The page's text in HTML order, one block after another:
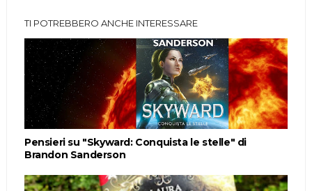
TI POTREBBERO ANCHE INTERESSARE
Pensieri su "Skyward: Conquista le stelle" di
Brandon Sanderson